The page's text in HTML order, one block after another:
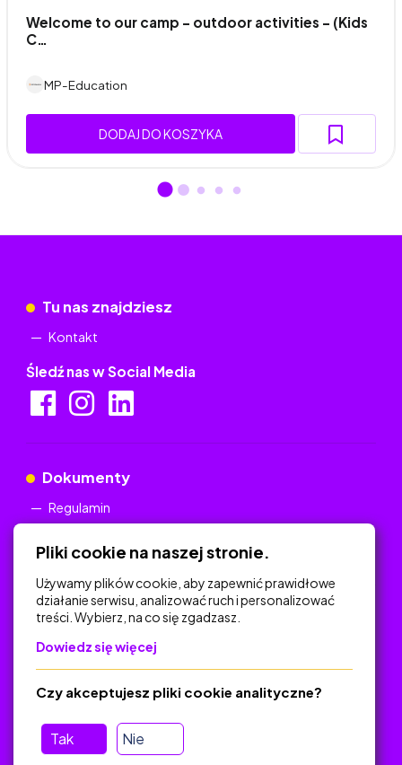
Welcome to our camp - outdoor activities - (Kids
C…
MP-Education
DODAJ DO KOSZYKA
Tu nas znajdziesz
Kontakt
Śledź nas w Social Media
Dokumenty
Regulamin
Na skróty
Polityka Prywatności
Regulamin
O platformie
Baza materiałów dydaktycznych
Jak zostać autorem
Pliki cookie na naszej stronie.
Używamy plików cookie, aby zapewnić prawidłowe
działanie serwisu, analizować ruch i personalizować
treści. Wybierz, na co się zgadzasz.
Dowiedz się więcej
Tak Nie
Czy akceptujesz pliki cookie analityczne?